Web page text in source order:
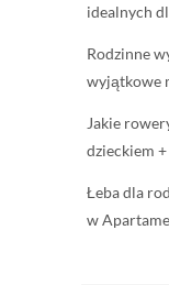
idealnych
Rodzinne
wyjątkowe
Jakie
dzieckiem
Łeba dla
w